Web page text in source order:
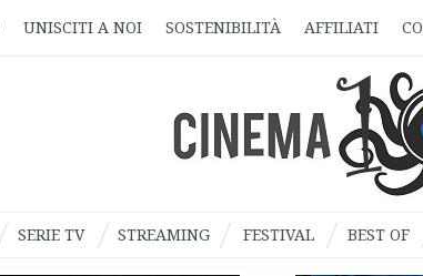
UNISCITI A NOI SOSTENIBILITÀ AFFILIATI
SERIE TV STREAMING FESTIVAL BEST OF